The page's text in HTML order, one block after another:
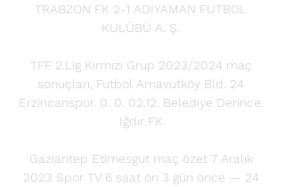
TRABZON FK 2-1 ADIYAMAN FUTBOL
KULÜBÜ A. Ş.
TFF 2.Lig Kırmızı Grup 2023/2024 maç
sonuçları, Futbol Arnavutköy Bld. 24
Erzincanspor. 0. 0. 02.12. Belediye Derince.
Iğdır FK.
Gaziantep Etimesgut maç özet 7 Aralık
2023 Spor TV 6 saat ön 3 gün önce — 24